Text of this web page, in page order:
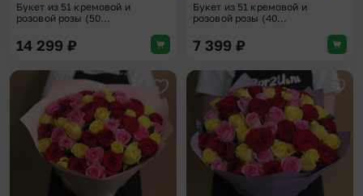
Букет из 51 кремовой и
розовой розы (50...
14 299 ₽
Букет из 51 кремовой и
розовой розы (40...
7 399 ₽
Добавить в избранное